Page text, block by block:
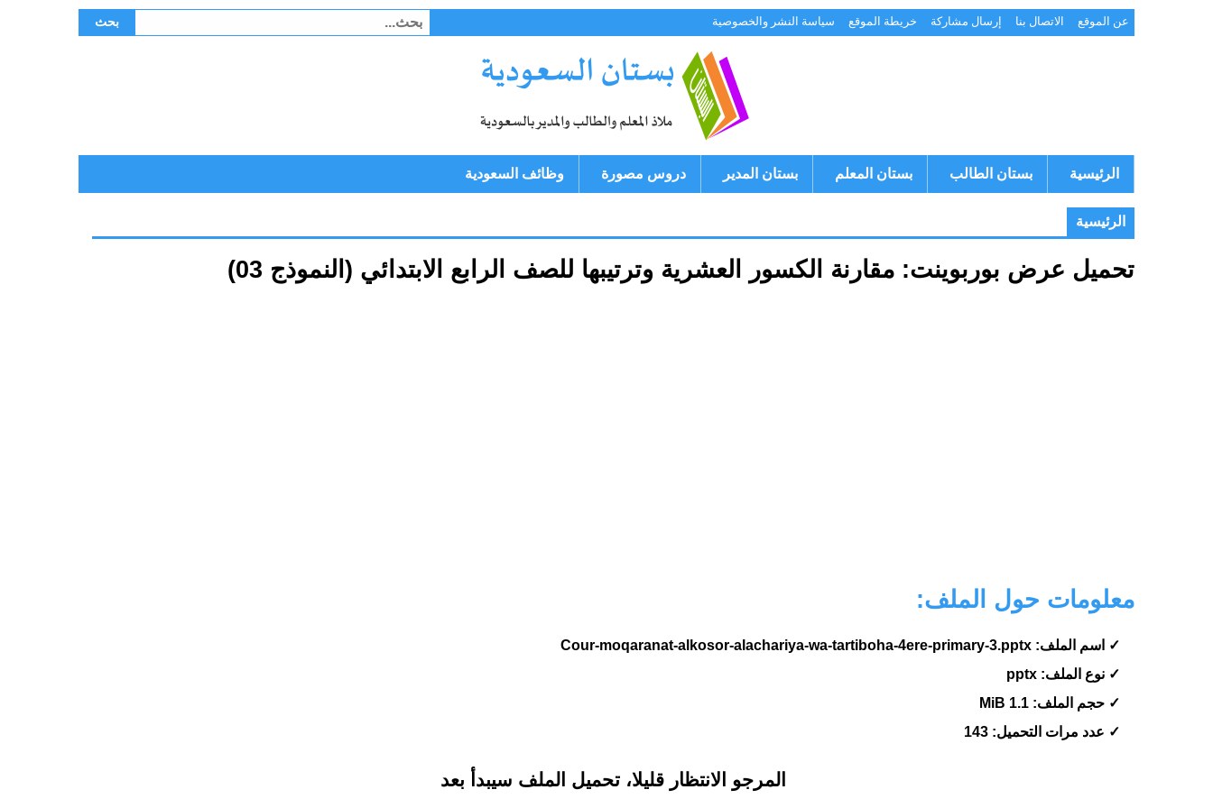
عن الموقع الاتصال بنا إرسال مشاركة خريطة الموقع سياسة النشر والخصوصية
البحث
عن:
بحث
الرئيسية بستان الطالب بستان المعلم بستان المدير دروس مصورة وظائف السعودية
الرئيسية
تحميل عرض بوربوينت: مقارنة الكسور العشرية وترتيبها للصف الرابع الابتدائي (النموذج 03)
معلومات حول الملف:
✓ اسم الملف: Cour-moqaranat-alkosor-alachariya-wa-tartiboha-4ere-primary-3.pptx
✓ نوع الملف: pptx
✓ حجم الملف: 1.1 MiB
✓ عدد مرات التحميل: 143
المرجو الانتظار قليلا، تحميل الملف سيبدأ بعد